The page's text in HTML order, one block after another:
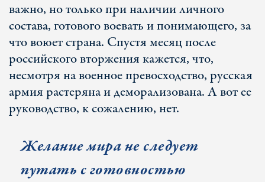
важно, но только при наличии личного
состава, готового воевать и понимающего, за
что воюет страна. Спустя месяц после
российского вторжения кажется, что,
несмотря на военное превосходство, русская
армия растеряна и деморализована. А вот ее
руководство, к сожалению, нет.
Желание мира не следует
путать с готовностью